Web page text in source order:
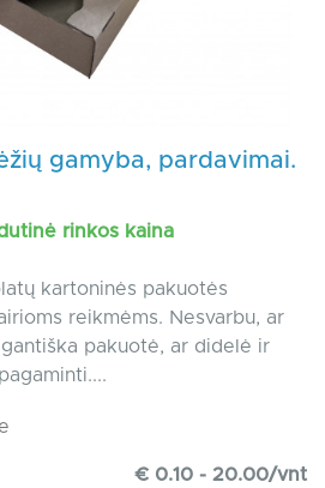
gamyba, pardavimai.
rinkos kaina
kartoninės pakuotės
reikmėms. Nesvarbu, ar
pakuotė, ar didelė ir
€ 0.10 - 20.00/vnt